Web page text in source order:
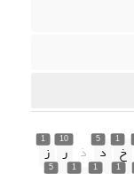
1
خ
5
د ذ
10
ر
1
ز
1
1
1
5